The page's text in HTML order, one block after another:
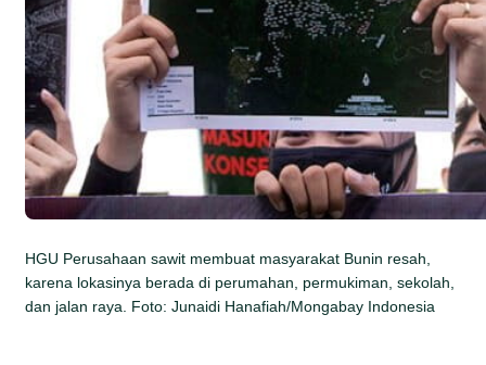
HGU Perusahaan sawit membuat masyarakat Bunin resah,
karena lokasinya berada di perumahan, permukiman, sekolah,
dan jalan raya. Foto: Junaidi Hanafiah/Mongabay Indonesia